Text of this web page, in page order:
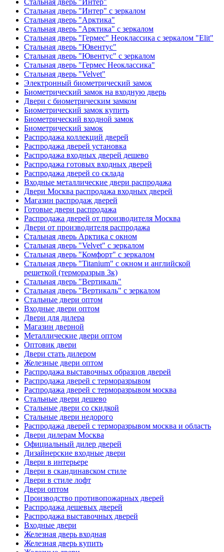
Стальная дверь "Интер"
Стальная дверь "Интер" с зеркалом
Стальная дверь "Арктика"
Стальная дверь "Арктика" с зеркалом
Стальная дверь "Гермес" Неоклассика с зеркалом "Elit"
Стальная дверь "Ювентус"
Стальная дверь "Ювентус" с зеркалом
Стальная дверь "Гермес Неоклассика"
Стальная дверь "Velvet"
Электронный биометрический замок
Биометрический замок на входную дверь
Двери с биометрическим замком
Биометрический замок купить
Биометрический входной замок
Биометрический замок
Распродажа коллекций дверей
Распродажа дверей установка
Распродажа входных дверей дешево
Распродажа готовых входных дверей
Распродажа дверей со склада
Входные металлические двери распродажа
Двери Москва распродажа входных дверей
Магазин распродаж дверей
Готовые двери распродажа
Распродажа дверей от производителя Москва
Двери от производителя распродажа
Стальная дверь Арктика с окном
Стальная дверь "Velvet" с зеркалом
Стальная дверь "Комфорт" с зеркалом
Стальная дверь "Titanium" с окном и английской
решеткой (терморазрыв 3к)
Стальная дверь "Вертикаль"
Стальная дверь "Вертикаль" с зеркалом
Стальные двери оптом
Входные двери оптом
Двери для дилера
Магазин дверной
Металлические двери оптом
Оптовик двери
Двери стать дилером
Железные двери оптом
Распродажа выставочных образцов дверей
Распродажа дверей с терморазрывом
Распродажа дверей с терморазрывом москва
Стальные двери дешево
Стальные двери со скидкой
Стальные двери недорого
Распродажа дверей с терморазрывом москва и область
Двери дилерам Москва
Официальный дилер дверей
Дизайнерские входные двери
Двери в интерьере
Двери в скандинавском стиле
Двери в стиле лофт
Двери оптом
Производство противопожарных дверей
Распродажа дешевых дверей
Распродажа выставочных дверей
Входные двери
Железная дверь входная
Железная дверь купить